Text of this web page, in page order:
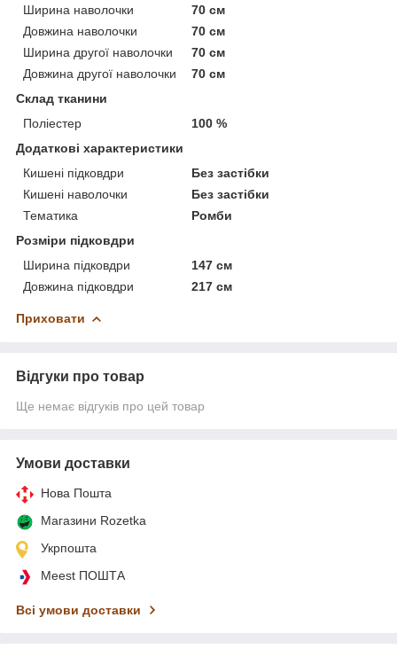
Ширина наволочки
70 см
Довжина наволочки
70 см
Ширина другої наволочки
70 см
Довжина другої наволочки
70 см
Склад тканини
Поліестер
100 %
Додаткові характеристики
Кишені підковдри
Без застібки
Кишені наволочки
Без застібки
Тематика
Ромби
Розміри підковдри
Ширина підковдри
147 см
Довжина підковдри
217 см
Приховати
Відгуки про товар
Ще немає відгуків про цей товар
Умови доставки
Нова Пошта
Магазини Rozetka
Укрпошта
Meest ПОШТА
Всі умови доставки